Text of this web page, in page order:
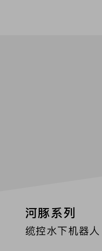
河豚系列
缆控水下机器人